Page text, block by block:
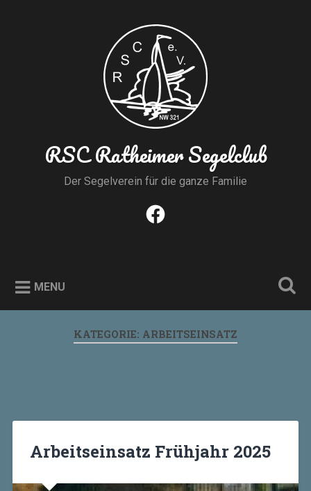
RSC Ratheimer Segelclub
Der Segelverein für die ganze Familie
Facebook
MENU
KATEGORIE: ARBEITSEINSATZ
Arbeitseinsatz Frühjahr 2025